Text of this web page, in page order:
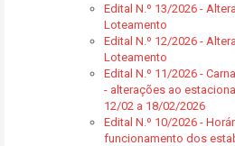
Edital N.º 13/2026 -
Loteamento
Edital N.º 12/2026 -
Loteamento
Edital N.º 11/2026 -
- alterações ao
12/02 a 18/02/2026
Edital N.º 10/2026 -
funcionamento dos